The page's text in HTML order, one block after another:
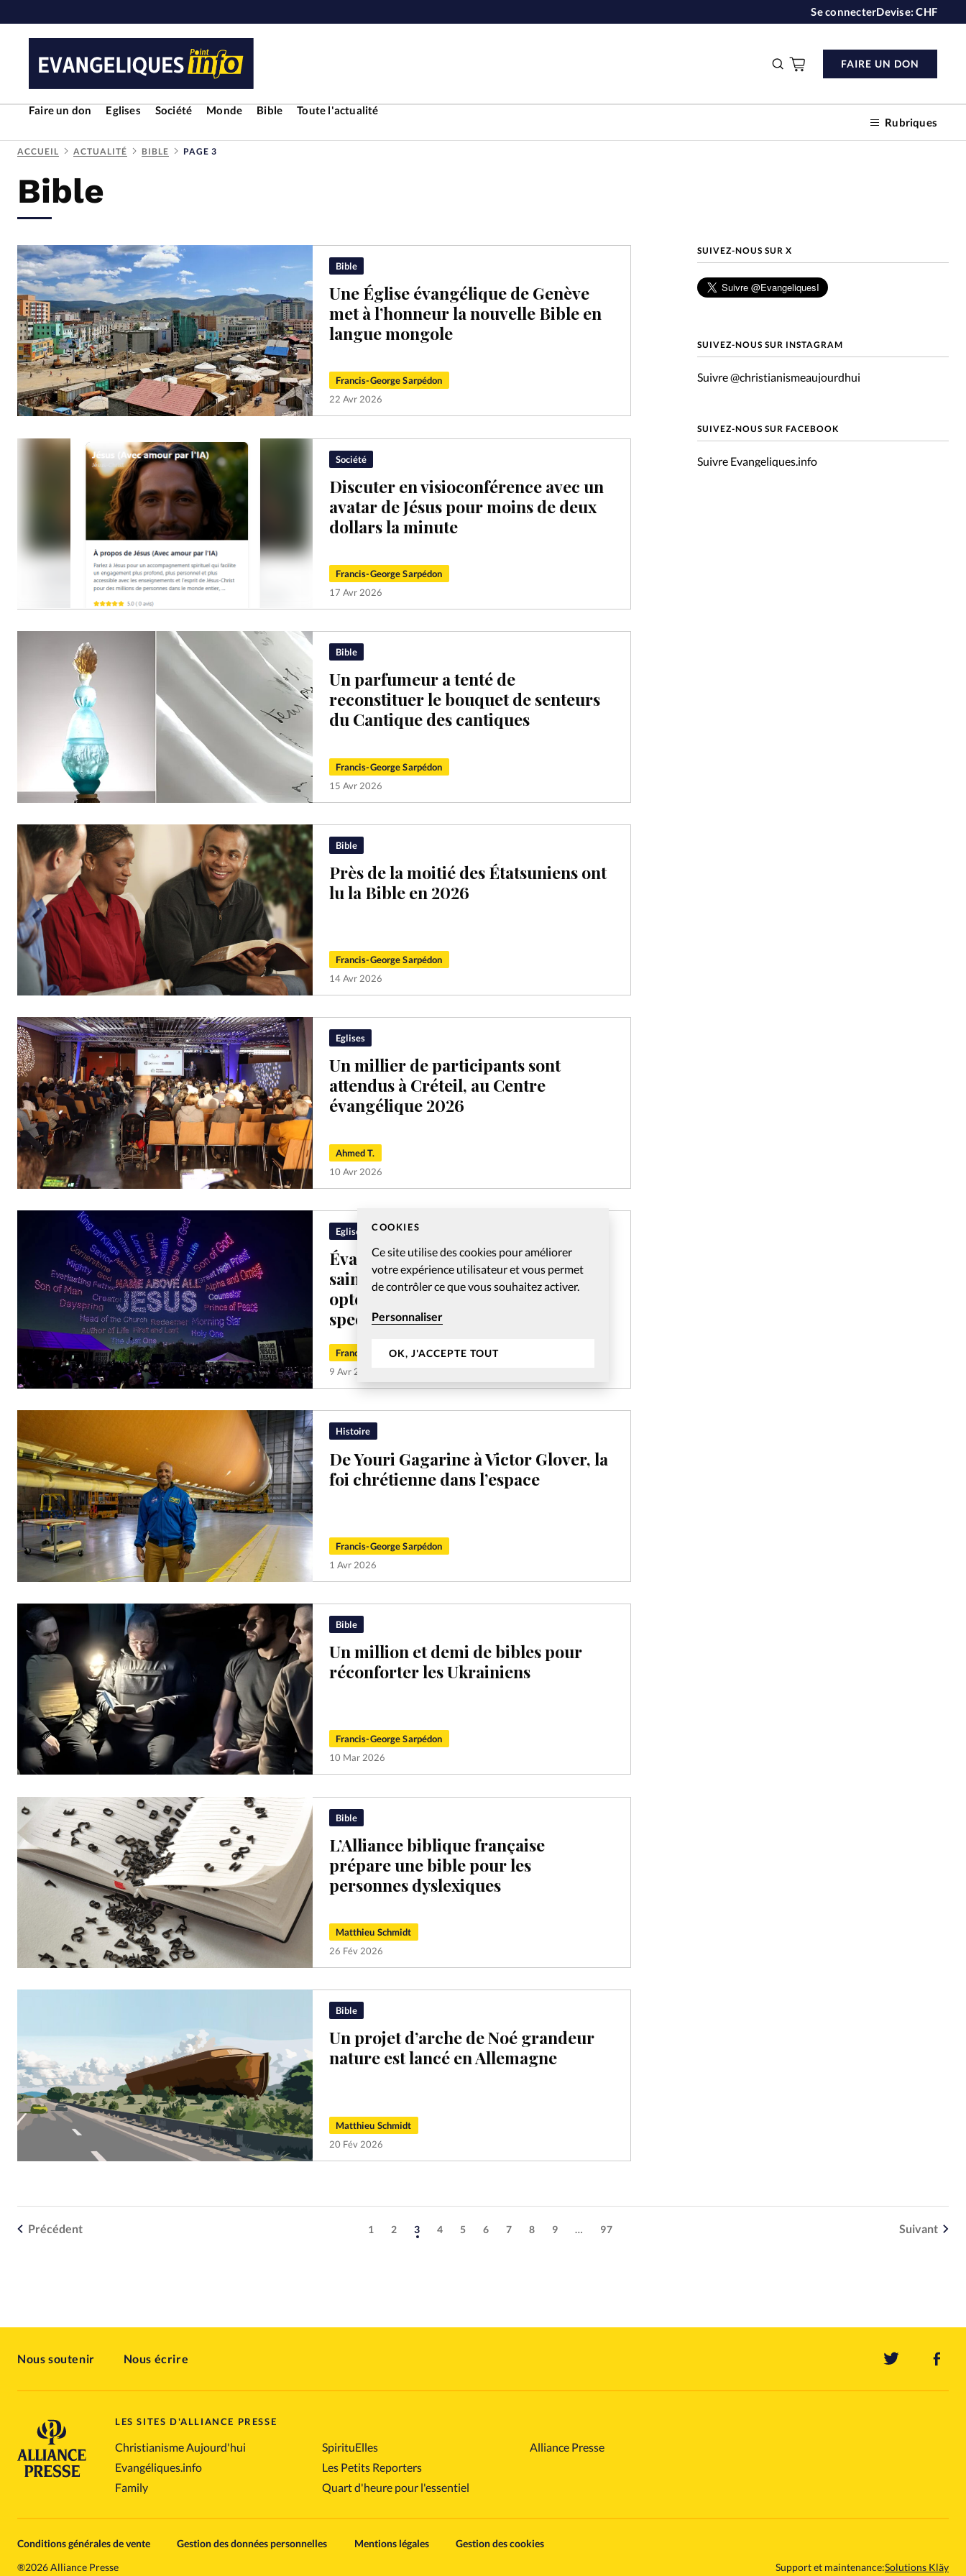
COOKIES
Ce site utilise des cookies pour améliorer
votre expérience utilisateur et vous permet
de contrôler ce que vous souhaitez activer.
Personnaliser
OK, J'ACCEPTE TOUT
Se connecterDevise:CHF
Faire un don Eglises Société Monde Bible
Toute l'actualité
Rubriques
FAIRE UN DON
RUBRIQUES
Toute l'actualité
Economie
Eglises Histoire
Laicité
Liberté religieuse
Mission
Monde
People
Politique Religions Société
La rédaction
Changement d'adresse
Nous contacter
ACCUEIL ACTUALITÉ BIBLE PAGE 3
Bible
Bible
Une Église évangélique de Genève
met à l’honneur la nouvelle Bible en
langue mongole
Francis-George Sarpédon
22 Avr 2026
Société
Discuter en visioconférence avec un
avatar de Jésus pour moins de deux
dollars la minute
Francis-George Sarpédon
17 Avr 2026
Bible
Un parfumeur a tenté de
reconstituer le bouquet de senteurs
du Cantique des cantiques
Francis-George Sarpédon
15 Avr 2026
Bible
Près de la moitié des Étatsuniens ont
lu la Bible en 2026
Francis-George Sarpédon
14 Avr 2026
Eglises
Un millier de participants sont
attendus à Créteil, au Centre
évangélique 2026
Ahmed T.
10 Avr 2026
Eglises
Évangélisation: durant la Semaine
sainte, des Églises étatsuniennes ont
opté pour des événements
spectaculaires
Francis-George Sarpédon
9 Avr 2026
Histoire
De Youri Gagarine à Victor Glover, la
foi chrétienne dans l’espace
Francis-George Sarpédon
1 Avr 2026
Bible
Un million et demi de bibles pour
réconforter les Ukrainiens
Francis-George Sarpédon
10 Mar 2026
Bible
L’Alliance biblique française
prépare une bible pour les
personnes dyslexiques
Matthieu Schmidt
26 Fév 2026
Bible
Un projet d’arche de Noé grandeur
nature est lancé en Allemagne
Matthieu Schmidt
20 Fév 2026
Précédent 1 2 3 4 5 6 7 8 9 … 97 Suivant
SUIVEZ-NOUS SUR X
SUIVEZ-NOUS SUR INSTAGRAM
Suivre @christianismeaujourdhui
SUIVEZ-NOUS SUR FACEBOOK
Suivre Evangeliques.info
Nous soutenir Nous écrire
LES SITES D'ALLIANCE PRESSE
Christianisme Aujourd'hui
Evangéliques.info
Family
SpirituElles
Les Petits Reporters
Quart d'heure pour l'essentiel
Alliance Presse
Conditions générales de vente Gestion des données personnelles Mentions légales
Gestion des cookies
®2026 Alliance Presse Support et maintenance:Solutions Kläy